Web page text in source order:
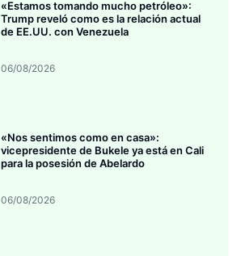
«Estamos tomando mucho petróleo»:
Trump reveló como es la relación actual
de EE.UU. con Venezuela
06/08/2026
«Nos sentimos como en casa»:
vicepresidente de Bukele ya está en Cali
para la posesión de Abelardo
06/08/2026